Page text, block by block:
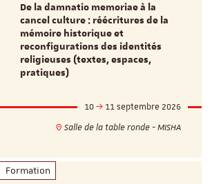
De la damnatio memoriae à la
cancel culture : réécritures de la
mémoire historique et
reconfigurations des identités
religieuses (textes, espaces,
pratiques)
10
11 septembre 2026
Salle de la table ronde - MISHA
Formation